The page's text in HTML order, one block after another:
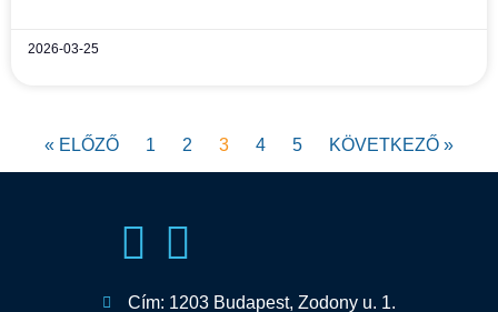
2026-03-25
« ELŐZŐ 1 2 3 4 5 KÖVETKEZŐ »
Cím: 1203 Budapest, Zodony u. 1.